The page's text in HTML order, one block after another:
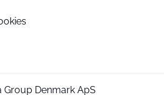
Group Denmark ApS